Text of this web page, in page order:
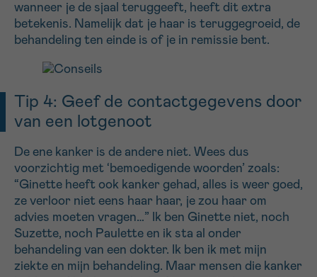
wanneer je de sjaal teruggeeft, heeft dit extra
betekenis. Namelijk dat je haar is teruggegroeid, de
behandeling ten einde is of je in remissie bent.
Tip 4: Geef de contactgegevens door
van een lotgenoot
De ene kanker is de andere niet. Wees dus
voorzichtig met ‘bemoedigende woorden’ zoals:
“Ginette heeft ook kanker gehad, alles is weer goed,
ze verloor niet eens haar haar, je zou haar om
advies moeten vragen…” Ik ben Ginette niet, noch
Suzette, noch Paulette en ik sta al onder
behandeling van een dokter. Ik ben ik met mijn
ziekte en mijn behandeling. Maar mensen die kanker